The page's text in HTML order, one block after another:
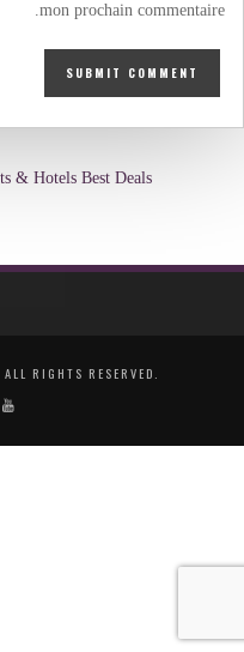
mon prochain commentaire.
& Hotels Best Deals
RIGHTS RESERVED.